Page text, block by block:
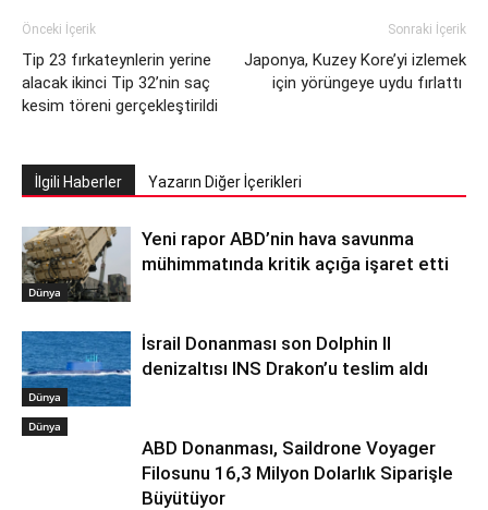
Önceki İçerik
Tip 23 fırkateynlerin yerine
alacak ikinci Tip 32’nin saç
kesim töreni gerçekleştirildi
Sonraki İçerik
Japonya, Kuzey Kore’yi izlemek
için yörüngeye uydu fırlattı
İlgili Haberler Yazarın Diğer İçerikleri
Dünya
Yeni rapor ABD’nin hava savunma
mühimmatında kritik açığa işaret etti
Dünya
İsrail Donanması son Dolphin II
denizaltısı INS Drakon’u teslim aldı
Dünya
ABD Donanması, Saildrone Voyager
Filosunu 16,3 Milyon Dolarlık Siparişle
Büyütüyor